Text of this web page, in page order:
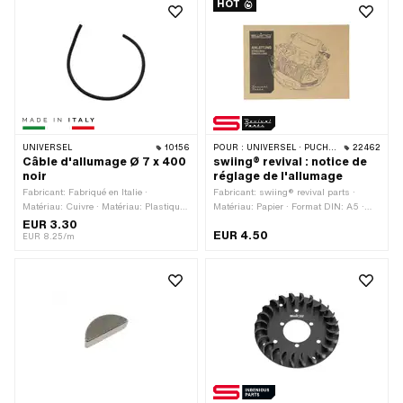
UNIVERSEL 10156
Câble d'allumage Ø 7 x 400
noir
Fabricant: Fabriqué en Italie ·
Matériau: Cuivre · Matériau: Plastique
· Ø du câble: 7 mm · Longueur totale:
400 mm · Couleur: noir · Sous-
A3939 · Sachs N° OEM: 0665 016
EUR 3.30
EUR 8.25/m
HOT
POUR : UNIVERSEL · PUCH · SACHS · PIAGGIO · ZÜNDAPP BELMONDO 22462
swiing® revival : notice de
réglage de l'allumage
Fabricant: swiing® revival parts ·
Matériau: Papier · Format DIN: A5 ·
Allemand
EUR 4.50